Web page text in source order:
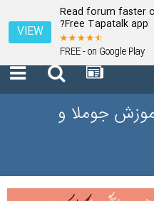
Read forum faster
Free Tapatalk app?
FREE - on Google Play
VIEW
جوملا و